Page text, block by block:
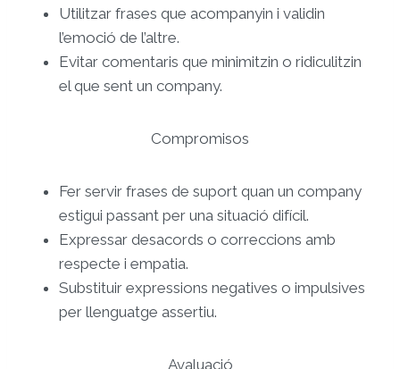
Utilitzar frases que acompanyin i validin
l’emoció de l’altre.
Evitar comentaris que minimitzin o ridiculitzin
el que sent un company.
Compromisos
Fer servir frases de suport quan un company
estigui passant per una situació difícil.
Expressar desacords o correccions amb
respecte i empatia.
Substituir expressions negatives o impulsives
per llenguatge assertiu.
Avaluació